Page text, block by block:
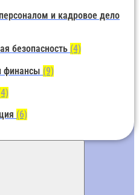
и кадровое дело
безопасность (4)
финансы (9)
(6)